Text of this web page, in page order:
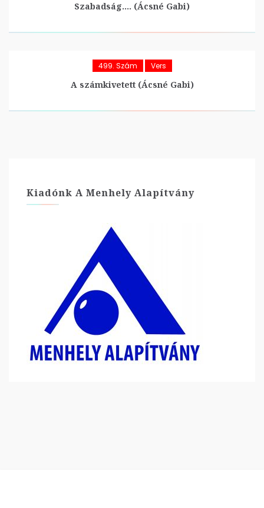
Szabadság…. (Ácsné Gabi)
499. Szám Vers
A számkivetett (Ácsné Gabi)
Kiadónk A Menhely Alapítvány